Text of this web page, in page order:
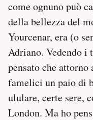
come ognuno può
della bellezza del
Yourcenar, era (o
Adriano. Vedendo
pensato che
famelici un paio di
ululare, certe sere,
London. Ma ho